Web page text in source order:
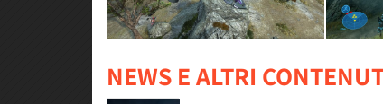
NEWS E ALTRI